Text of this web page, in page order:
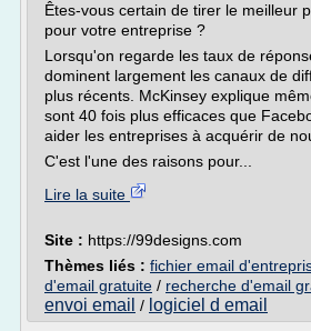
Êtes-vous certain de tirer le meilleur
pour votre entreprise ?
Lorsqu'on regarde les taux de
dominent largement les canaux de
plus récents. McKinsey explique
sont 40 fois plus efficaces que
aider les entreprises à acquérir de
C'est l'une des raisons pour...
Lire la suite
Site : https://99designs.com
Thèmes liés : fichier email
d'email gratuite / recherche d'email
envoi email / logiciel d email